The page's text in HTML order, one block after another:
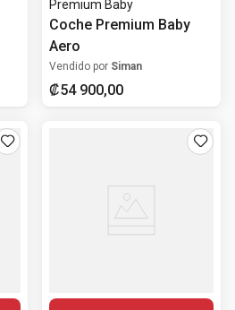
Premium Baby
Coche Premium Baby
Aero
Vendido por Siman
₡54 900,00